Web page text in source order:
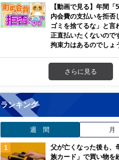
【動画で見る】年間「
内会費の支払いを拒否
ゴミを捨てるな」と言
正直払いたくないので
拘束力はあるのでしょ
さらに見る
ランキング
週 間 月
父が亡くなった後も、
族カード」で買い物を